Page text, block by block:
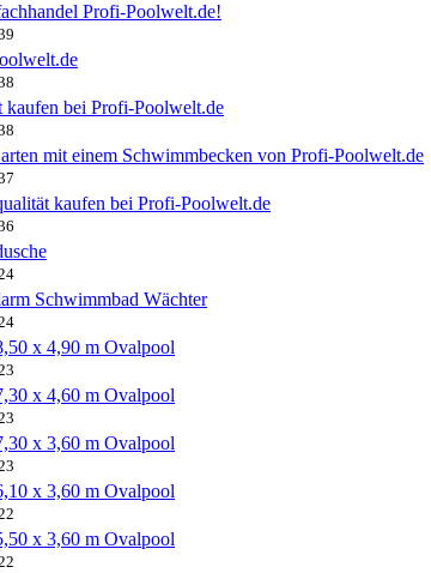
Profi-Poolwelt.de!
kaufen bei Profi-Poolwelt.de
mit einem Schwimmbecken von Profi-Poolwelt.de
kaufen bei Profi-Poolwelt.de
Schwimmbad Wächter
x 4,90 m Ovalpool
x 4,60 m Ovalpool
x 3,60 m Ovalpool
x 3,60 m Ovalpool
x 3,60 m Ovalpool